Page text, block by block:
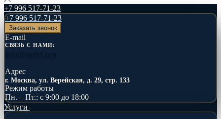
+7 996 517-71-23
+7 996 517-71-23
Заказать звонок
E-mail
СВЯЗЬ С НАМИ:
Адрес
г. Москва, ул. Верейская, д. 29, стр. 133
Режим работы
Пн. – Пт.: с 9:00 до 18:00
Услуги